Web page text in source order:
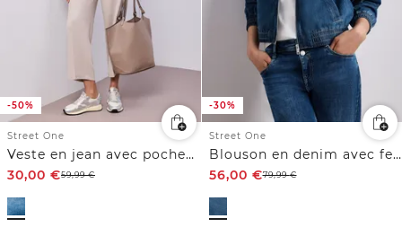
-50%
Street One
Veste en jean avec poches poitrine et boutons
30,00 €59,99€
-30%
Street One
Blouson en denim avec fermeture zip
56,00 €79,99€